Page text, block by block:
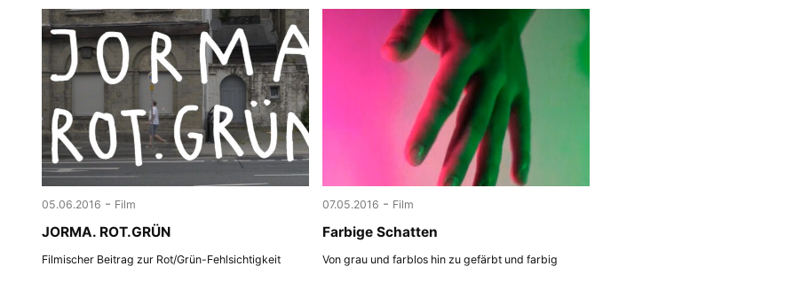
05.06.2016 - Film
JORMA. ROT.GRÜN
Filmischer Beitrag zur Rot/Grün-Fehlsichtigkeit
07.05.2016 - Film
Farbige Schatten
Von grau und farblos hin zu gefärbt und farbig